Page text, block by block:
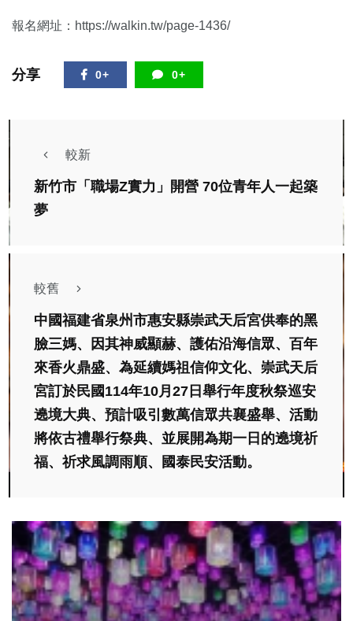
報名網址：https://walkin.tw/page-1436/
分享 0+ 0+
較新
新竹市「職場Z實力」開營 70位青年人一起築
夢
較舊
中國福建省泉州市惠安縣崇武天后宮供奉的黑
臉三媽、因其神威顯赫、護佑沿海信眾、百年
來香火鼎盛、為延續媽祖信仰文化、崇武天后
宮訂於民國114年10月27日舉行年度秋祭巡安
遶境大典、預計吸引數萬信眾共襄盛舉、活動
將依古禮舉行祭典、並展開為期一日的遶境祈
福、祈求風調雨順、國泰民安活動。